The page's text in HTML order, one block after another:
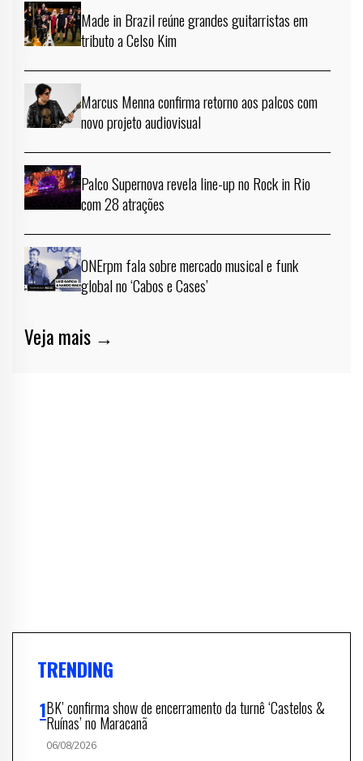
Made in Brazil reúne grandes guitarristas em
tributo a Celso Kim
Marcus Menna confirma retorno aos palcos com
novo projeto audiovisual
Palco Supernova revela line-up no Rock in Rio
com 28 atrações
ONErpm fala sobre mercado musical e funk
global no ‘Cabos e Cases’
Veja mais →
TRENDING
BK’ confirma show de encerramento da turnê ‘Castelos &
Ruínas’ no Maracanã
06/08/2026